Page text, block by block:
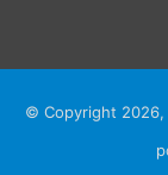
© Copyright